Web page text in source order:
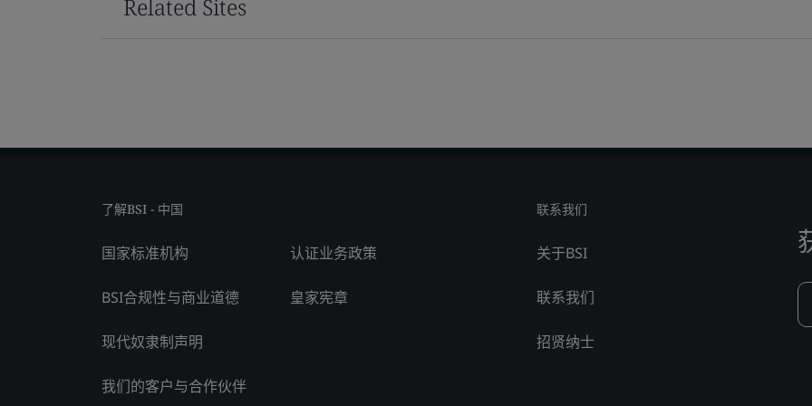
Related Sites
了解BSI - 中国
国家标准机构
BSI合规性与商业道德
现代奴隶制声明
我们的客户与合作伙伴
认证业务政策
皇家宪章
联系我们
关于BSI
联系我们
招贤纳士